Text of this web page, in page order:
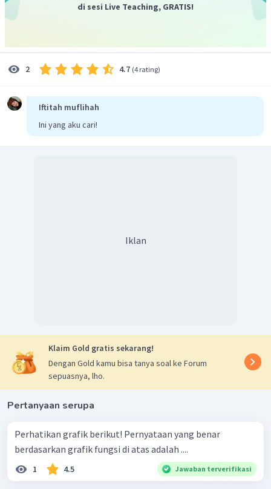
di sesi Live Teaching, GRATIS!
2 4.7 (4 rating)
Iftitah muflihah
Ini yang aku cari!
Iklan
Klaim Gold gratis sekarang!
Dengan Gold kamu bisa tanya soal ke Forum
sepuasnya, lho.
Pertanyaan serupa
Perhatikan grafik berikut! Pernyataan yang benar
berdasarkan grafik fungsi di atas adalah ....
1 4.5 Jawaban terverifikasi